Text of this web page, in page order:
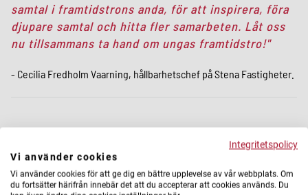
samtal i framtidstrons anda, för att inspirera, föra
djupare samtal och hitta fler samarbeten. Låt oss
nu tillsammans ta hand om ungas framtidstro!
- Cecilia Fredholm Vaarning, hållbarhetschef på Stena Fastigheter.
Metastudien - en lägesbild
Stena Fastigheter har i över 20 år arbetat med social
hållbarhet – ett arbetssätt som har kommit att kallas för
Integritetspolicy
Vi använder cookies
Vi använder cookies för att ge dig en bättre upplevelse av vår webbplats. Om
du fortsätter härifrån innebär det att du accepterar att cookies används. Du